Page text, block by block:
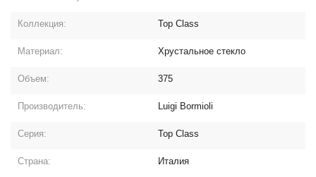
Коллекция: Top Class
Материал: Хрустальное стекло
Объем: 375
Производитель: Luigi Bormioli
Серия: Top Class
Страна: Италия